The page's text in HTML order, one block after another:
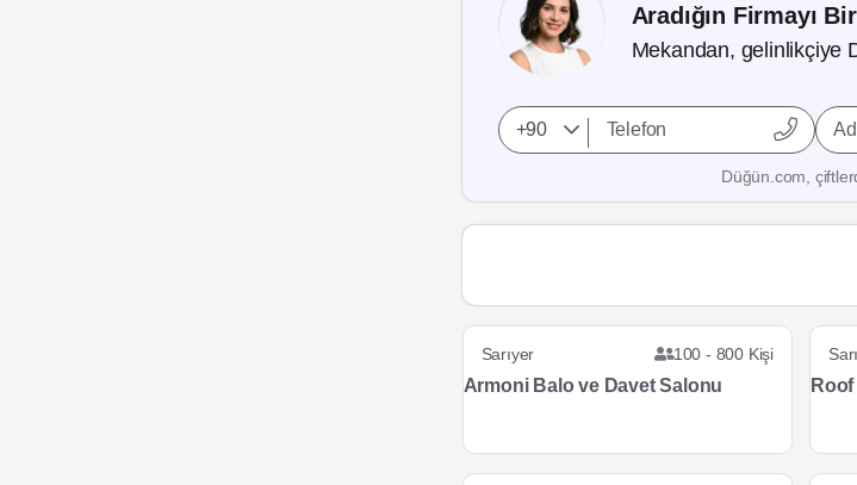
Aradığın Firmayı
Mekandan, gelinlikçiye
Düğün.com,
Sarıyer 100 - 800 Kişi
Armoni Balo ve Davet Salonu